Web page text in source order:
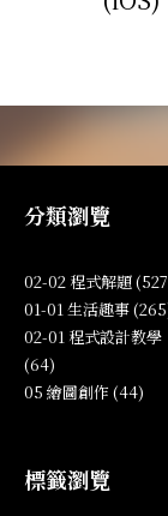
分類瀏覽
02-02 程式解題
01-01 生活趣事
02-01 程式設計教學
(64)
05 繪圖創作 (44)
標籤瀏覽